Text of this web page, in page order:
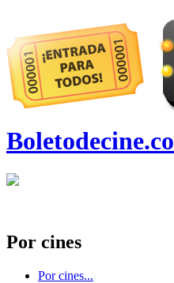
Por cines
Por cines...